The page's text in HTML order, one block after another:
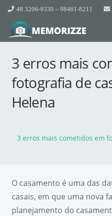
48 3206-9330 – 98461-8211
3 erros mais
fotografia de
Helena
3 erros mais cometidos em
O casamento é uma das
casais, em que uma nova
planejamento do